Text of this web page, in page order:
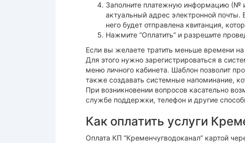
Заполните платежную информацию (№
актуальный адрес электронной почты.
него будет отправлена квитанция,
Нажмите “Оплатить” и разрешите
Если вы желаете тратить меньше времени
Для этого нужно зарегистрироваться в
меню личного кабинета. Шаблон позволит
также создавать системные напоминание,
При возникновении вопросов касательно
службе поддержки, телефон и другие
Как оплатить услуги
Оплата КП “Кременчугводоканал” картой